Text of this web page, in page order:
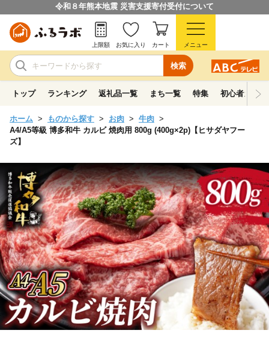
令和８年熊本地震 災害支援寄付受付について
検索
上限額 お気に入り カート メニュー
トップ ランキング 返礼品一覧 まち一覧 特集 初心者ガイド
ホーム ものから探す お肉
牛肉
A4/A5等級 博多和牛 カルビ 焼肉用 800g (400g×2p)【ヒサダヤフー
ズ】